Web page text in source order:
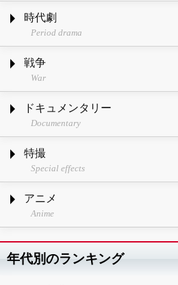
時代劇
Period drama
戦争
War
ドキュメンタリー
Documentary
特撮
Special effects
アニメ
Anime
年代別のランキング